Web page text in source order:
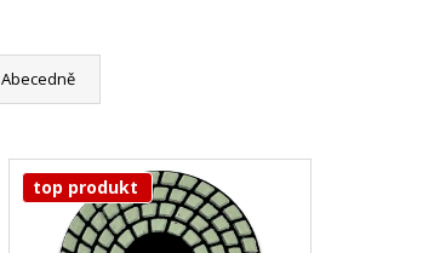
Abecedně
top produkt